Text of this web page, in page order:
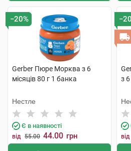
−20%
Gerber Пюре Морква з 6
місяців 80 г 1 банка
Нестле
Є в наявності
від 55.00 44.00 грн
з
від